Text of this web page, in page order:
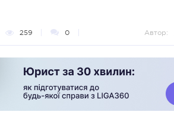
259 0 Автор: